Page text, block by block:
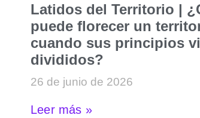
Latidos del Territorio |
puede florecer un
cuando sus principios
divididos?
26 de junio de 2026
Leer más »